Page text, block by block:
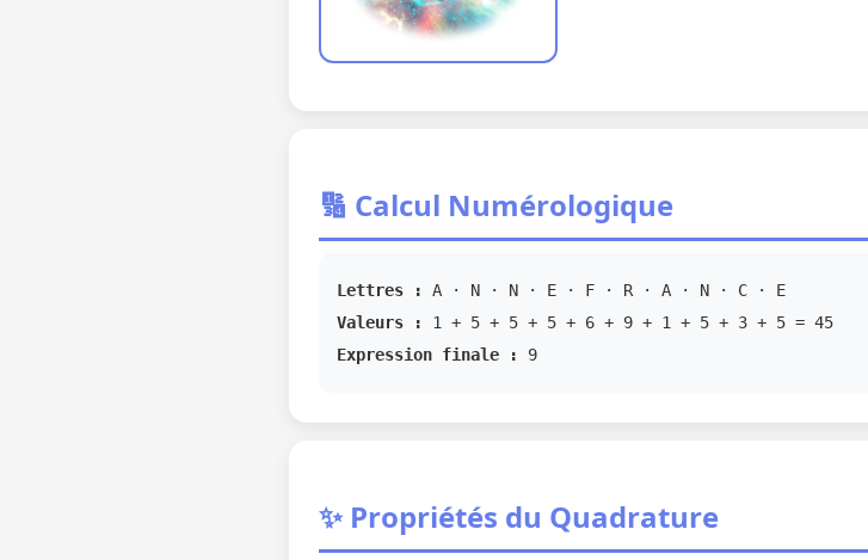
🔢 Calcul Numérologique
Lettres :
A · N · N · E · F · R · A · N · C · E
Valeurs :
1 + 5 + 5 + 5 + 6 + 9 + 1 + 5 + 3 + 5 = 45
Expression finale :
9
✨ Propriétés du Quadrature